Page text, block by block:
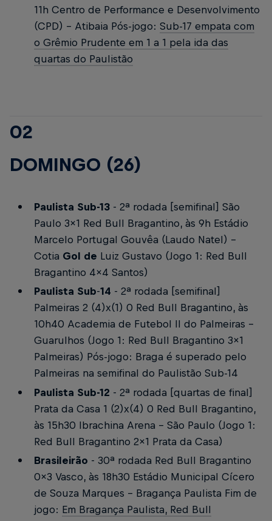
11h Centro de Performance e Desenvolvimento
(CPD) - Atibaia Pós-jogo: Sub-17 empata com
o Grêmio Prudente em 1 a 1 pela ida das
quartas do Paulistão
02
DOMINGO (26)
Paulista Sub-13- 2ª rodada [semifinal] São
Paulo 3x1 Red Bull Bragantino, às 9h Estádio
Marcelo Portugal Gouvêa (Laudo Natel) -
Cotia Gol de Luiz Gustavo (Jogo 1: Red Bull
Bragantino 4x4 Santos)
Paulista Sub-14 - 2ª rodada [semifinal]
Palmeiras 2 (4)x(1) 0 Red Bull Bragantino, às
10h40 Academia de Futebol II do Palmeiras -
Guarulhos (Jogo 1: Red Bull Bragantino 3x1
Palmeiras) Pós-jogo: Braga é superado pelo
Palmeiras na semifinal do Paulistão Sub-14
Paulista Sub-12 - 2ª rodada [quartas de final]
Prata da Casa 1 (2)x(4) 0 Red Bull Bragantino,
às 15h30 Ibrachina Arena - São Paulo (Jogo 1:
Red Bull Bragantino 2x1 Prata da Casa)
Brasileirão - 30ª rodada Red Bull Bragantino
0x3 Vasco, às 18h30 Estádio Municipal Cícero
de Souza Marques - Bragança Paulista Fim de
jogo: Em Bragança Paulista, Red Bull